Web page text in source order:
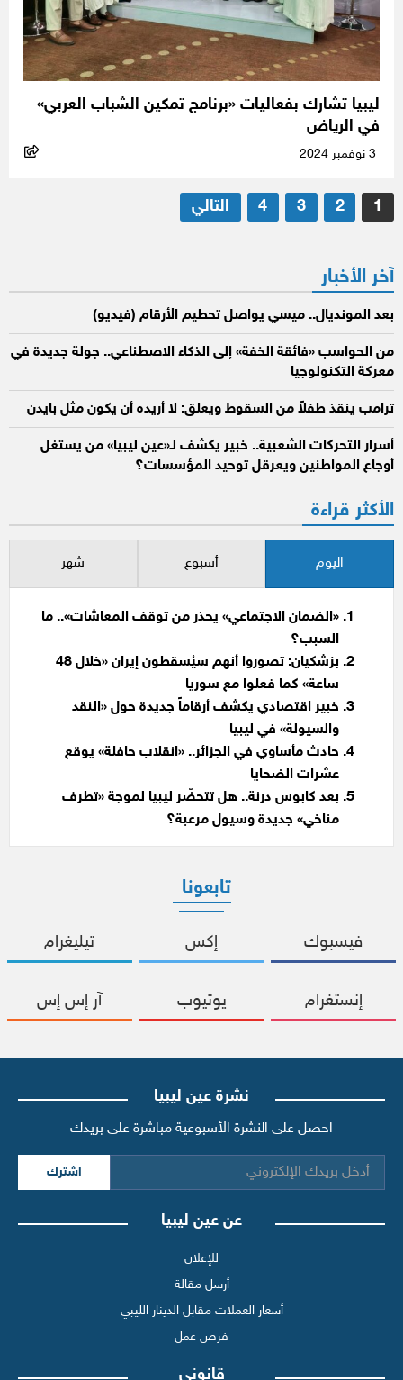
ليبيا تشارك بفعاليات «برنامج تمكين الشباب العربي»
في الرياض
تعدد
صفحات
1
2
3
4 التالي
آخر الأخبار
بعد المونديال.. ميسي يواصل تحطيم الأرقام (فيديو)
من الحواسب «فائقة الخفة» إلى الذكاء الاصطناعي.. جولة جديدة في
معركة التكنولوجيا
ترامب ينقذ طفلاً من السقوط ويعلق: لا أريده أن يكون مثل بايدن
أسرار التحركات الشعبية.. خبير يكشف لـ«عين ليبيا» من يستغل
أوجاع المواطنين ويعرقل توحيد المؤسسات؟
الأكثر قراءة
اليوم أسبوع شهر
«الضمان الاجتماعي» يحذر من توقف المعاشات».. ما
السبب؟
بزشكيان: تصوروا أنهم سيُسقطون إيران «خلال 48
ساعة» كما فعلوا مع سوريا
خبير اقتصادي يكشف أرقاماً جديدة حول «النقد
والسيولة» في ليبيا
حادث مأساوي في الجزائر.. «انقلاب حافلة» يوقع
عشرات الضحايا
بعد كابوس درنة.. هل تتحضّر ليبيا لموجة «تطرف
مناخي» جديدة وسيول مرعبة؟
تابعونا
فيسبوك إكس تيليغرام
إنستغرام يوتيوب آر إس إس
نشرة عين ليبيا
احصل على النشرة الأسبوعية مباشرة على بريدك
اشترك
عن عين ليبيا
للإعلان
أرسل مقالة
أسعار العملات مقابل الدينار الليبي
فرص عمل
قانوني